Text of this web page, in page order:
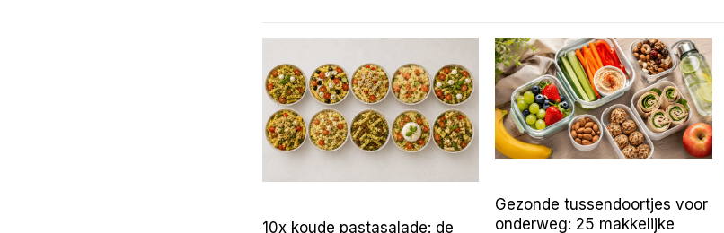
10x koude pastasalade: de
Gezonde tussendoortjes voor
onderweg: 25 makkelijke